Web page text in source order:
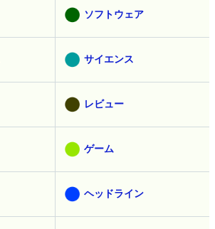
ソフトウェア
サイエンス
レビュー
ゲーム
ヘッドライン